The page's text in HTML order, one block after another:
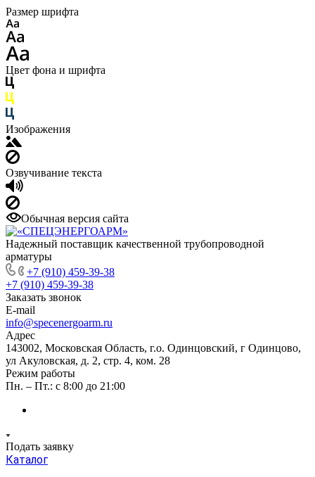
Размер шрифта
Цвет фона и шрифта
Изображения
Озвучивание текста
Обычная версия сайта
Надежный поставщик качественной трубопроводной
арматуры
+7 (910) 459-39-38
+7 (910) 459-39-38
Заказать звонок
E-mail
info@specenergoarm.ru
Адрес
143002, Московская Область, г.о. Одинцовский, г Одинцово,
ул Акуловская, д. 2, стр. 4, ком. 28
Режим работы
Пн. – Пт.: с 8:00 до 21:00
Подать заявку
Каталог